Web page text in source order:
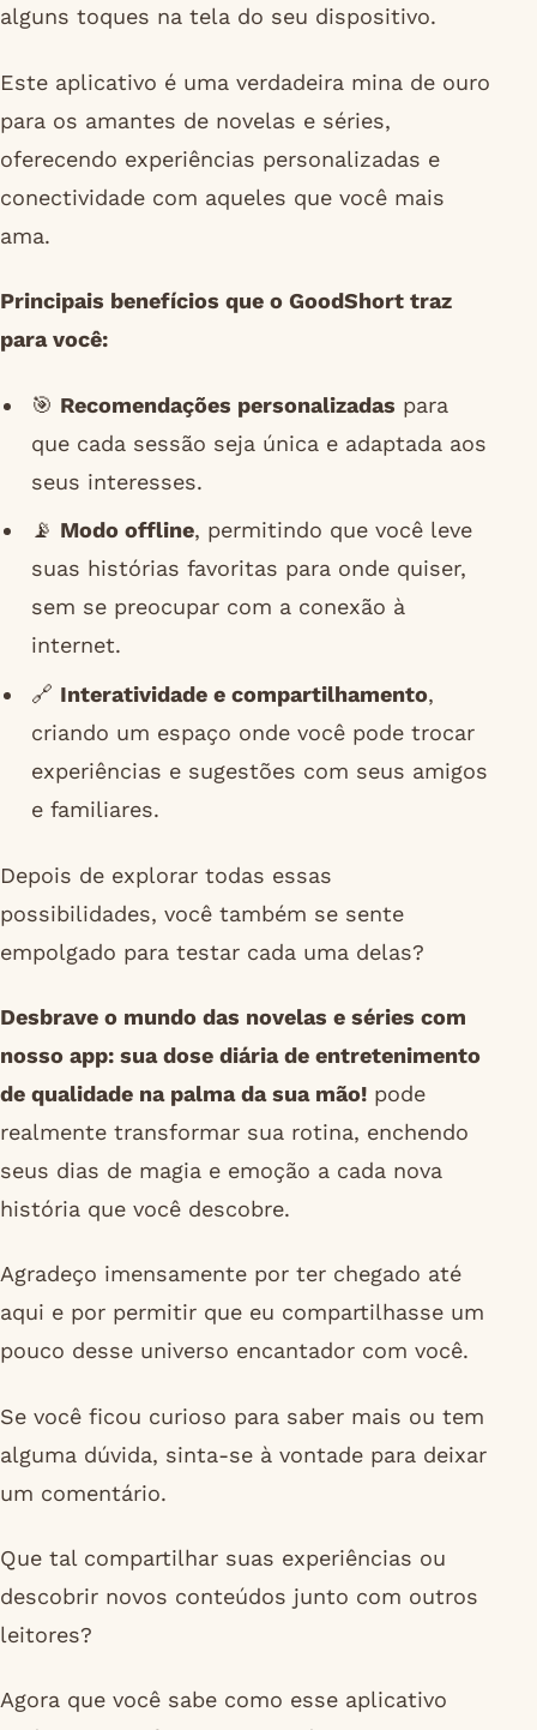
alguns toques na tela do seu dispositivo.
Este aplicativo é uma verdadeira mina de ouro
para os amantes de novelas e séries,
oferecendo experiências personalizadas e
conectividade com aqueles que você mais
ama.
Principais benefícios que o GoodShort traz
para você:
🎯 Recomendações personalizadas para
que cada sessão seja única e adaptada aos
seus interesses.
📡 Modo offline, permitindo que você leve
suas histórias favoritas para onde quiser,
sem se preocupar com a conexão à
internet.
🔗 Interatividade e compartilhamento,
criando um espaço onde você pode trocar
experiências e sugestões com seus amigos
e familiares.
Depois de explorar todas essas
possibilidades, você também se sente
empolgado para testar cada uma delas?
Desbrave o mundo das novelas e séries com
nosso app: sua dose diária de entretenimento
de qualidade na palma da sua mão! pode
realmente transformar sua rotina, enchendo
seus dias de magia e emoção a cada nova
história que você descobre.
Agradeço imensamente por ter chegado até
aqui e por permitir que eu compartilhasse um
pouco desse universo encantador com você.
Se você ficou curioso para saber mais ou tem
alguma dúvida, sinta-se à vontade para deixar
um comentário.
Que tal compartilhar suas experiências ou
descobrir novos conteúdos junto com outros
leitores?
Agora que você sabe como esse aplicativo